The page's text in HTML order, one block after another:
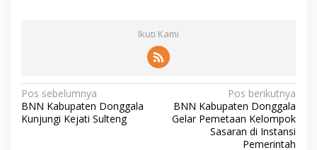
Ikuti Kami
N
a
Pos sebelumnya
BNN Kabupaten Donggala
Kunjungi Kejati Sulteng
Pos berikutnya
BNN Kabupaten Donggala
Gelar Pemetaan Kelompok
Sasaran di Instansi
Pemerintah